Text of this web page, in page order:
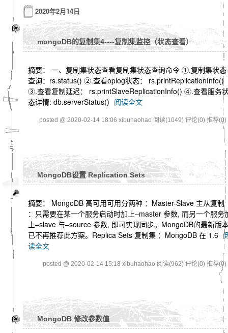
2020年2月14日
mongoDB的复制集4----复制集监控（状态查看）
摘要： 一、复制集状态查看复制集状态查询命令 ①.复制集状态
查询：rs.status() ②.查看oplog状态： rs.printReplicationInfo()
③.查看复制延迟： rs.printSlaveReplicationInfo() ④.查看服务
态详情: db.serverStatus() 阅读全文
posted @ 2020-02-14 18:06 xibuhaohao 阅读(1049) 评论(0) 推荐(0)
MongoDB设置 Replication Sets
摘要： MongoDB 高可用可用分两种 ：Master-Slave 主从复制
：只需要在某一个服务启动时加上–master 参数, 而另一个服务
上–slave 与–source 参数, 即可实现同步。MongoDB的最新版
已不再推荐此方案。Replica Sets 复制集 ：MongoDB 在 1.6
读全文
posted @ 2020-02-14 15:18 xibuhaohao 阅读(962) 评论(0) 推荐(0)
MongoDB 修改参数值